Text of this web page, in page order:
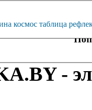
космос таблица
-